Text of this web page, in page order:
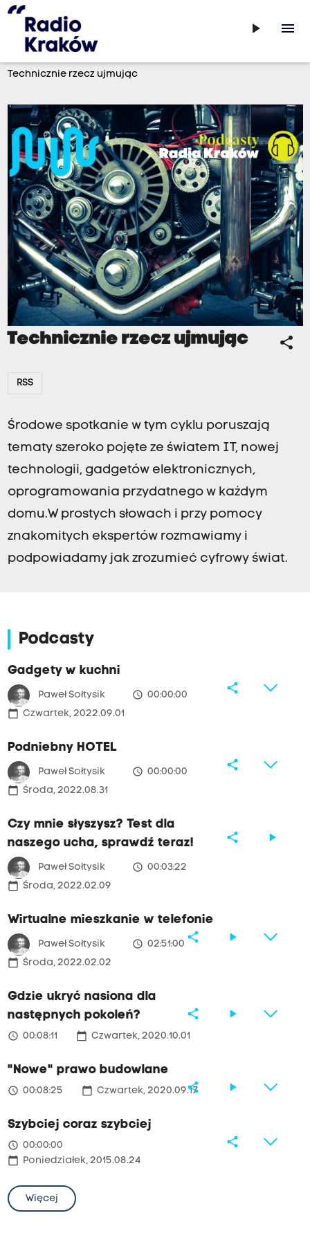
play_arrow menu
Technicznie rzecz ujmując
share
Technicznie rzecz ujmując
RSS
Środowe spotkanie w tym cyklu poruszają
tematy szeroko pojęte ze światem IT, nowej
technologii, gadgetów elektronicznych,
oprogramowania przydatnego w każdym
domu.W prostych słowach i przy pomocy
znakomitych ekspertów rozmawiamy i
podpowiadamy jak zrozumieć cyfrowy świat.
Podcasty
Gadgety w kuchni
Paweł Sołtysik access_time 00:00:00
calendar_today Czwartek, 2022.09.01
share
Podniebny HOTEL
Paweł Sołtysik access_time 00:00:00
calendar_today Środa, 2022.08.31
share
Czy mnie słyszysz? Test dla
naszego ucha, sprawdź teraz!
Paweł Sołtysik access_time 00:03:22
calendar_today Środa, 2022.02.09
share play_arrow
Wirtualne mieszkanie w telefonie
Paweł Sołtysik access_time 02:51:00
calendar_today Środa, 2022.02.02
share play_arrow
Gdzie ukryć nasiona dla
następnych pokoleń?
access_time 00:08:11 calendar_today Czwartek, 2020.10.01
share play_arrow
"Nowe" prawo budowlane
access_time 00:08:25 calendar_today Czwartek, 2020.09.17
share play_arrow
Szybciej coraz szybciej
access_time 00:00:00
calendar_today Poniedziałek, 2015.08.24
share
Więcej